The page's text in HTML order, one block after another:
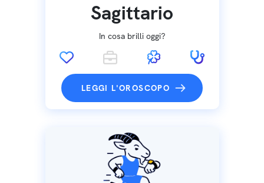
Sagittario
In cosa brilli oggi?
LEGGI L'OROSCOPO